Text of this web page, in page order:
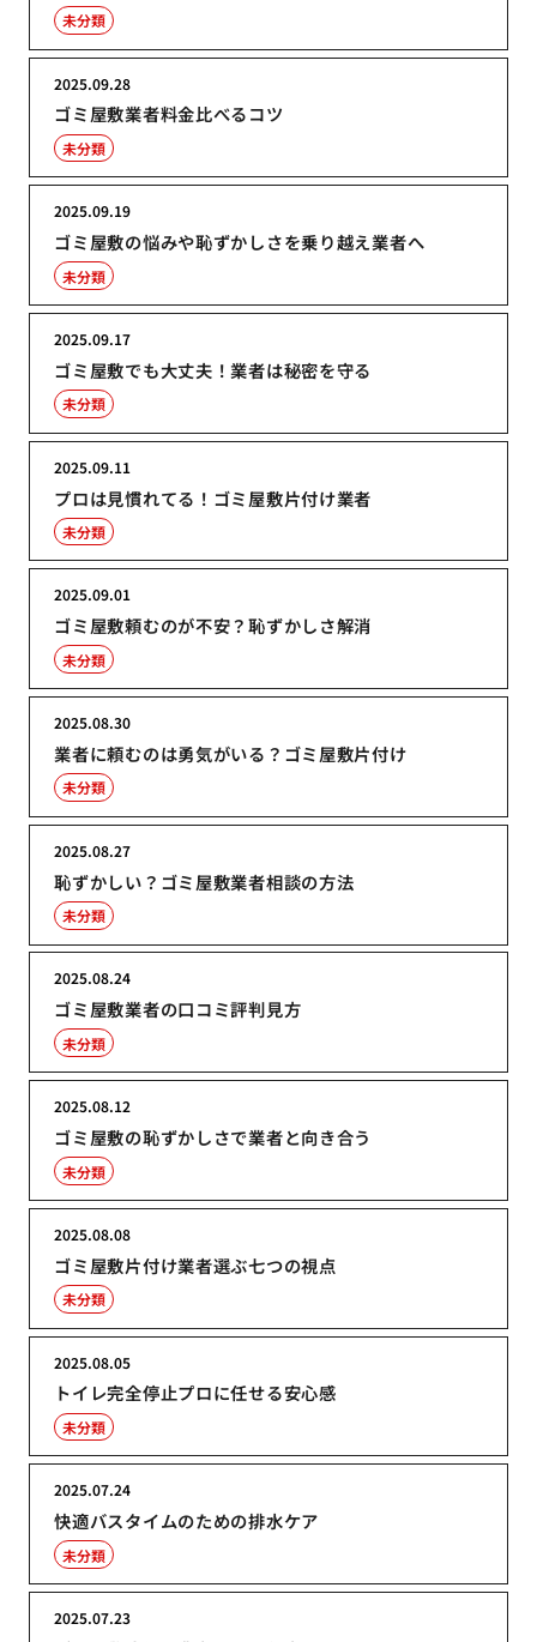
未分類
ゴミ屋敷業者料金比べるコツ
2025.09.28
未分類
ゴミ屋敷の悩みや恥ずかしさを乗り越え業者へ
2025.09.19
未分類
ゴミ屋敷でも大丈夫！業者は秘密を守る
2025.09.17
未分類
プロは見慣れてる！ゴミ屋敷片付け業者
2025.09.11
未分類
ゴミ屋敷頼むのが不安？恥ずかしさ解消
2025.09.01
未分類
業者に頼むのは勇気がいる？ゴミ屋敷片付け
2025.08.30
未分類
恥ずかしい？ゴミ屋敷業者相談の方法
2025.08.27
未分類
ゴミ屋敷業者の口コミ評判見方
2025.08.24
未分類
ゴミ屋敷の恥ずかしさで業者と向き合う
2025.08.12
未分類
ゴミ屋敷片付け業者選ぶ七つの視点
2025.08.08
未分類
トイレ完全停止プロに任せる安心感
2025.08.05
未分類
快適バスタイムのための排水ケア
2025.07.24
未分類
2025.07.23